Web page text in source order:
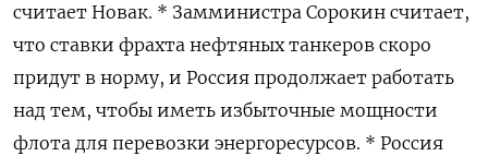
считает Новак. * Замминистра Сорокин считает,
что ставки фрахта нефтяных танкеров скоро
придут в норму, и Россия продолжает работать
над тем, чтобы иметь избыточные мощности
флота для перевозки энергоресурсов. * Россия